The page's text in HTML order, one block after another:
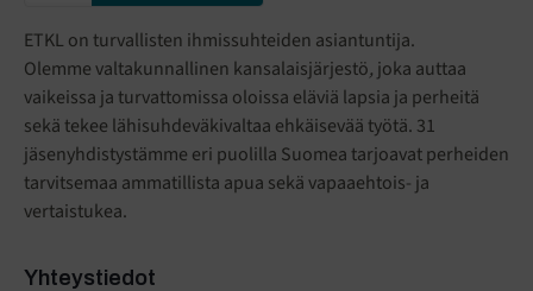
ETKL on turvallisten ihmissuhteiden asiantuntija.
Olemme valtakunnallinen kansalaisjärjestö, joka auttaa
vaikeissa ja turvattomissa oloissa eläviä lapsia ja perheitä
sekä tekee lähisuhdeväkivaltaa ehkäisevää työtä. 31
jäsenyhdistystämme eri puolilla Suomea tarjoavat perheiden
tarvitsemaa ammatillista apua sekä vapaaehtois- ja
vertaistukea.
Yhteystiedot